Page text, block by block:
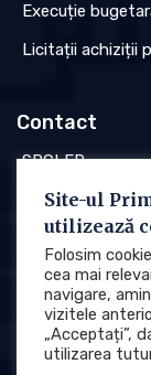
Execuție
Licitații achiziții
Contact
SPCLEP
Stare civilă
Poliția locală
Protecția datelor cu
Site-ul
utilizează
Folosim
cea mai
navigare,
vizitele
„Acceptați”,
utilizarea